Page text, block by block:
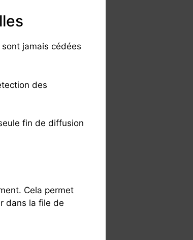
jamais cédées
des
fin de diffusion
Cela permet
dans la file de